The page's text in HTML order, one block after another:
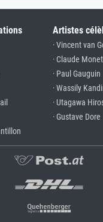
Artistes
· Vincent van
· Claude Monet
· Paul Gauguin
· Wassily
· Utagawa
· Gustave Dore